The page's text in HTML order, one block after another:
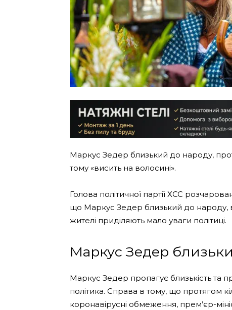
Маркус Зедер близький до народу,
тому «висить на волосині».
Голова політичної партії ХСС
що Маркус Зедер близький до народу,
жителі приділяють мало уваги політиці.
Маркус Зедер
Маркус Зедер пропагує близькість та
політика. Справа в тому, що протягом
коронавірусні обмеження, прем’єр-